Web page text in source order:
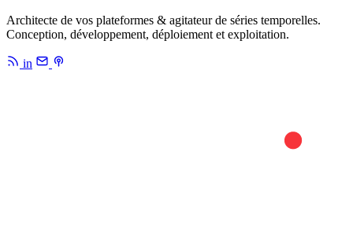
Architecte de vos plateformes & agitateur de séries temporelles.
Conception, développement, déploiement et exploitation.
in